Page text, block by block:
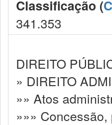
Classificação (
341.353
DIREITO
» DIREITO
»» Atos
»»»